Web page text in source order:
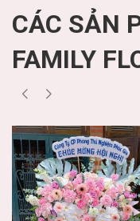
CÁC SẢN
FAMILY